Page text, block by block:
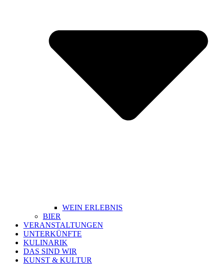
WEIN ERLEBNIS
BIER
VERANSTALTUNGEN
UNTERKÜNFTE
KULINARIK
DAS SIND WIR
KUNST & KULTUR